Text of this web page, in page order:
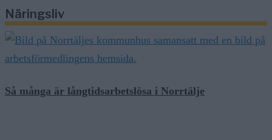
Näringsliv
Så många är långtidsarbetslösa i Norrtälje